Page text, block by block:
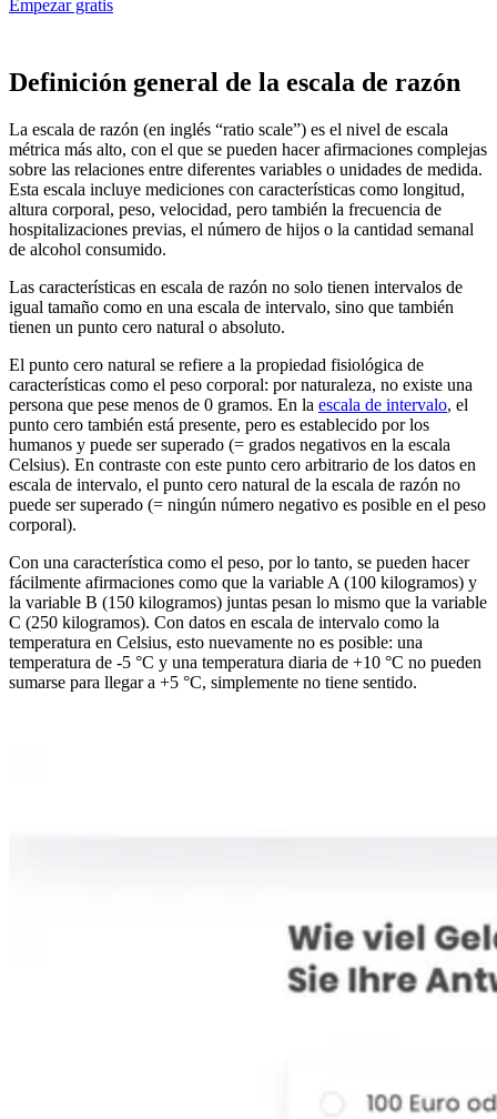
Empezar gratis
Definición general de la escala de razón
La escala de razón (en inglés “ratio scale”) es el nivel de escala
métrica más alto, con el que se pueden hacer afirmaciones complejas
sobre las relaciones entre diferentes variables o unidades de medida.
Esta escala incluye mediciones con características como longitud,
altura corporal, peso, velocidad, pero también la frecuencia de
hospitalizaciones previas, el número de hijos o la cantidad semanal
de alcohol consumido.
Las características en escala de razón no solo tienen intervalos de
igual tamaño como en una escala de intervalo, sino que también
tienen un punto cero natural o absoluto.
El punto cero natural se refiere a la propiedad fisiológica de
características como el peso corporal: por naturaleza, no existe una
persona que pese menos de 0 gramos. En la escala de intervalo, el
punto cero también está presente, pero es establecido por los
humanos y puede ser superado (= grados negativos en la escala
Celsius). En contraste con este punto cero arbitrario de los datos en
escala de intervalo, el punto cero natural de la escala de razón no
puede ser superado (= ningún número negativo es posible en el peso
corporal).
Con una característica como el peso, por lo tanto, se pueden hacer
fácilmente afirmaciones como que la variable A (100 kilogramos) y
la variable B (150 kilogramos) juntas pesan lo mismo que la variable
C (250 kilogramos). Con datos en escala de intervalo como la
temperatura en Celsius, esto nuevamente no es posible: una
temperatura de -5 °C y una temperatura diaria de +10 °C no pueden
sumarse para llegar a +5 °C, simplemente no tiene sentido.